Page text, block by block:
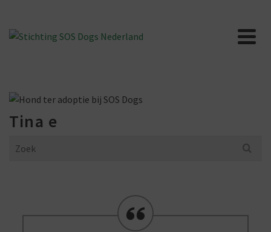
Tina e
Search